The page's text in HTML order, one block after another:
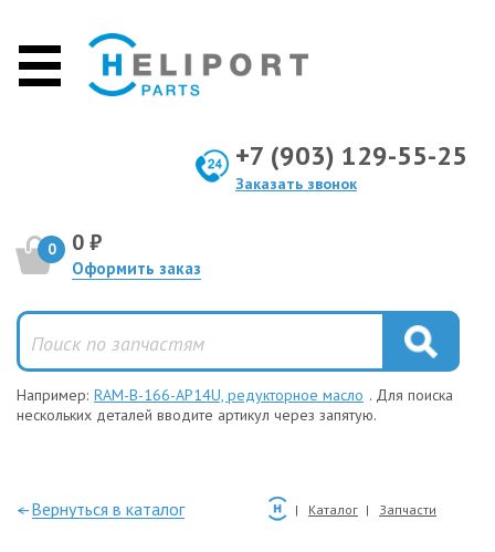
+7 (903) 129-55-25
Заказать звонок
0 0 ₽
Оформить заказ
Например: RAM-B-166-AP14U, редукторное масло . Для поиска
нескольких деталей вводите артикул через запятую.
—Вернуться в каталог Каталог Запчасти